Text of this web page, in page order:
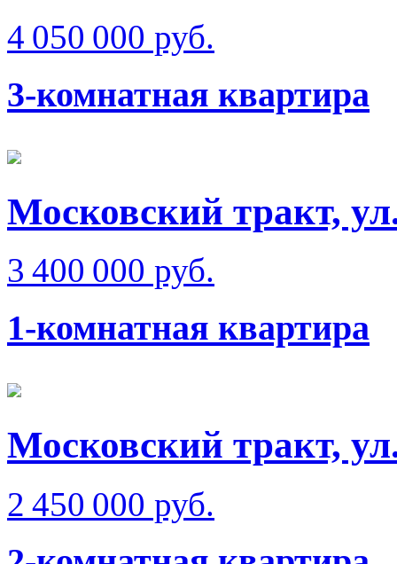
4 050 000 руб.
3-комнатная квартира
Московский тракт,
3 400 000 руб.
1-комнатная квартира
Московский тракт,
2 450 000 руб.